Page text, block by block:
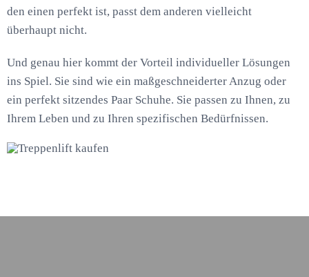
den einen perfekt ist, passt dem anderen vielleicht
überhaupt nicht.
Und genau hier kommt der Vorteil individueller Lösungen
ins Spiel. Sie sind wie ein maßgeschneiderter Anzug oder
ein perfekt sitzendes Paar Schuhe. Sie passen zu Ihnen, zu
Ihrem Leben und zu Ihren spezifischen Bedürfnissen.